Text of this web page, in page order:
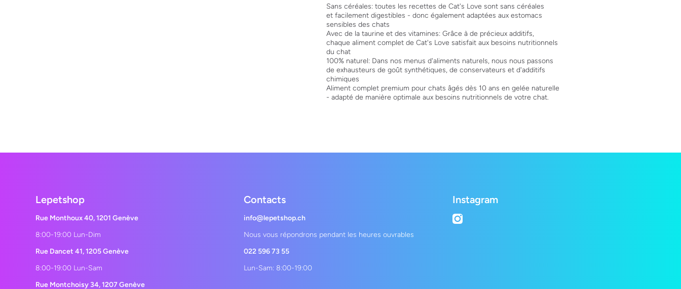
Sans céréales: toutes les recettes de Cat's Love sont sans céréales
et facilement digestibles - donc également adaptées aux estomacs
sensibles des chats
Avec de la taurine et des vitamines: Grâce à de précieux additifs,
chaque aliment complet de Cat's Love satisfait aux besoins nutritionnels
du chat
100% naturel: Dans nos menus d'aliments naturels, nous nous passons
de exhausteurs de goût synthétiques, de conservateurs et d'additifs
chimiques
Aliment complet premium pour chats âgés dès 10 ans en gelée naturelle
- adapté de manière optimale aux besoins nutritionnels de votre chat.
Lepetshop
Rue Monthoux 40, 1201 Genève
8:00-19:00 Lun-Dim
Rue Dancet 41, 1205 Genève
8:00-19:00 Lun-Sam
Rue Montchoisy 34, 1207 Genève
Contacts
info@lepetshop.ch
Nous vous répondrons pendant les heures ouvrables
022 596 73 55
Lun-Sam: 8:00-19:00
Instagram
instagramcom/lepetshopch/